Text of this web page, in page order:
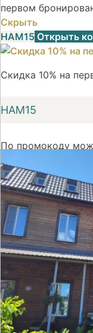
первом
Скрыть
НАМ15 Открыть
Скидка 10% на
НАМ15
По промокоду
первом
На сайт